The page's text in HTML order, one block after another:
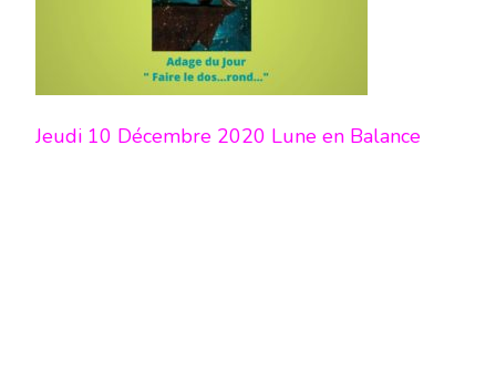
Jeudi 10 Décembre 2020 Lune en Balance